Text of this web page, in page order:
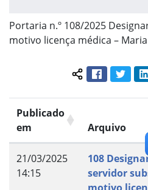
Portaria n.º 108/2025
motivo licença médica –
Compartilhar
Facebook
Publicado
em
Arquivo
21/03/2025
14:15
108
servidor